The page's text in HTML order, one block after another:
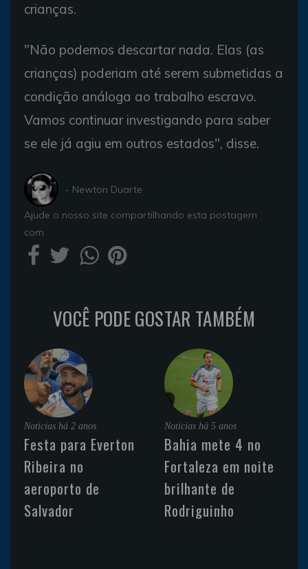
crianças.
"Não podemos descartar nada. Elas (as
crianças) poderiam até serem submetidas a
condição análoga ao trabalho escravo.
Vamos continuar investigando para saber
se ele já agiu em outros estados", disse.
- Newton Duarte
Ajude o nosso site compartilhando esta postagem
com
VOCÊ PODE GOSTAR TAMBÉM
Noticias há 2 anos
Festa para Everton
Ribeira no
aeroporto de
Salvador
Noticias há 5 anos
Bahia mete 4 no
Fortaleza em noite
brilhante de
Rodriguinho